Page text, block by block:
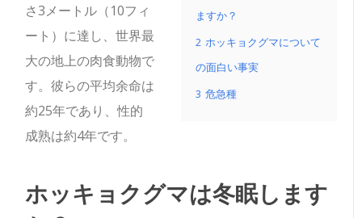
ますか？
2 ホッキョクグマについて
の面白い事実
3 危急種
さ3メートル（10フィ
ート）に達し、世界最
大の地上の肉食動物で
す。彼らの平均余命は
約25年であり、性的
成熟は約4年です。
ホッキョクグマは冬眠します